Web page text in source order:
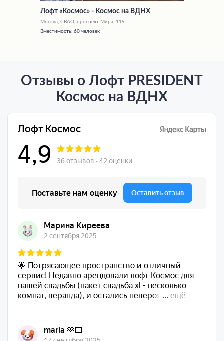
Лофт «‎Космос»‎ - Космос на ВДНХ
Москва, СВАО, проспект Мира, 119
Вместимость: 60 человек
Отзывы о Лофт PRESIDENT
Космос на ВДНХ